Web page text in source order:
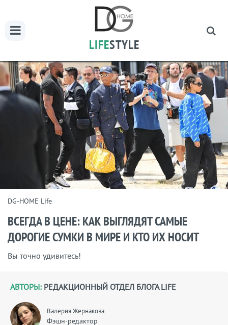
LIFESTYLE
DG-HOME Life
ВСЕГДА В ЦЕНЕ: КАК ВЫГЛЯДЯТ САМЫЕ
ДОРОГИЕ СУМКИ В МИРЕ И КТО ИХ НОСИТ
Вы точно удивитесь!
АВТОРЫ: РЕДАКЦИОННЫЙ ОТДЕЛ БЛОГА LIFE
Валерия Жернакова
Фэшн-редактор